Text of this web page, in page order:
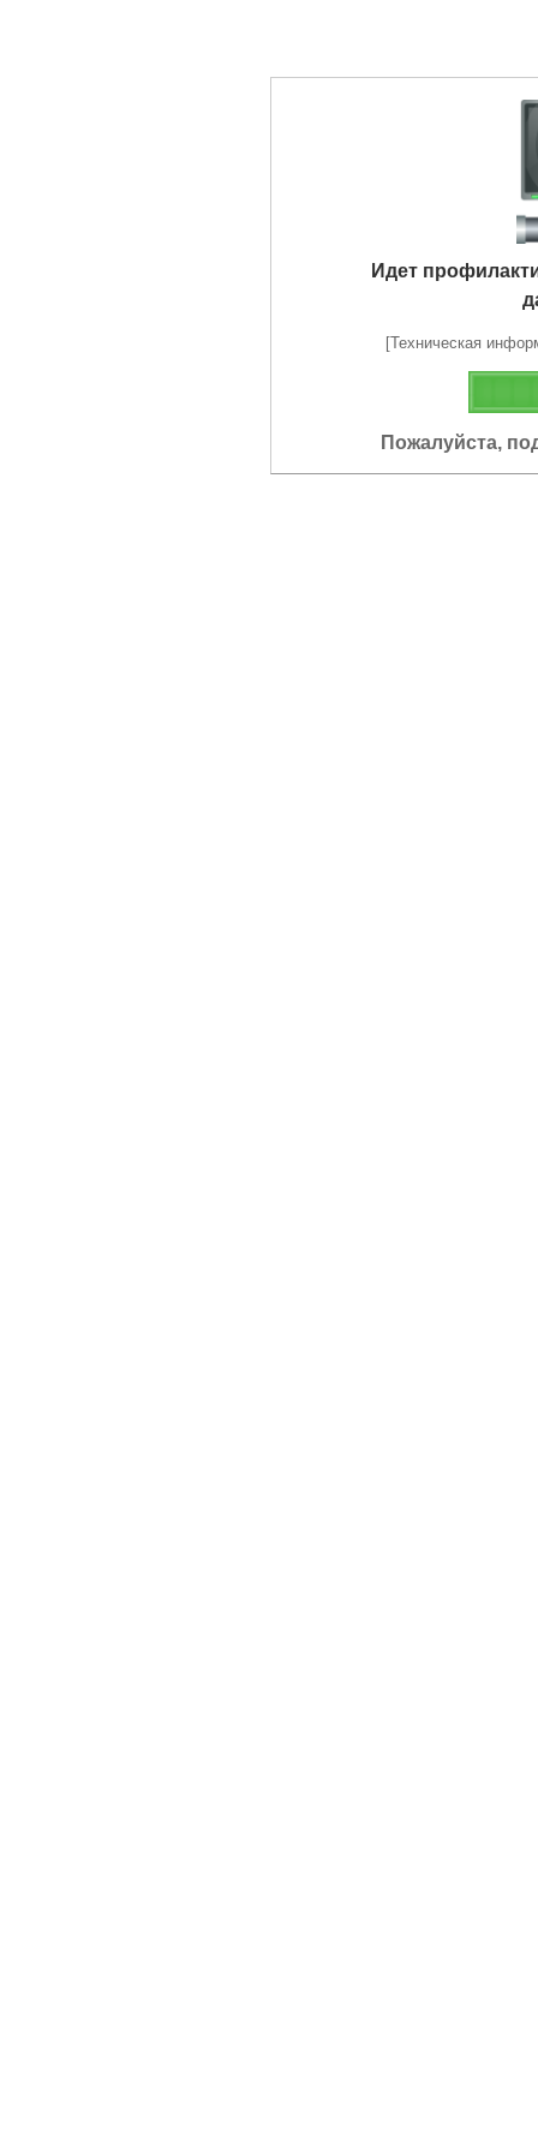
Идет
[Техническая
Пожалуйста,